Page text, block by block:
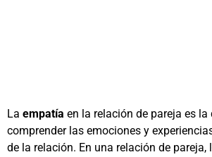
La empatía en la relación de pareja es
comprender las emociones y
de la relación. En una relación de